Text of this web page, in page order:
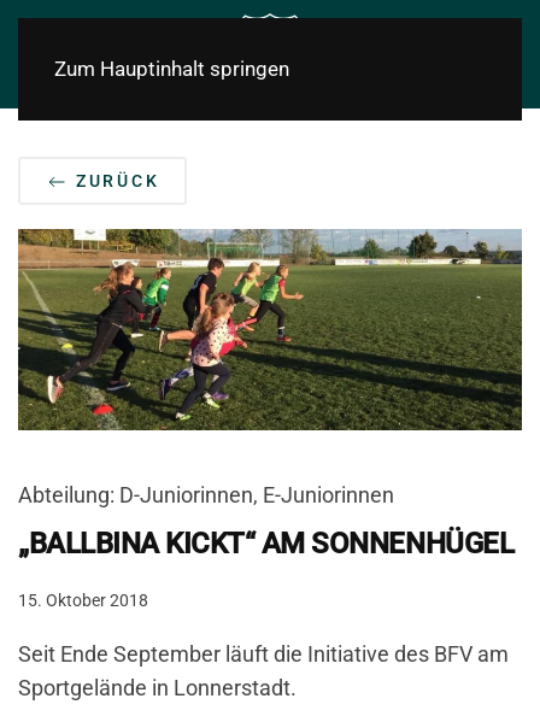
Zum Hauptinhalt springen
ZURÜCK
Abteilung: D-Juniorinnen, E-Juniorinnen
„BALLBINA KICKT“ AM SONNENHÜGEL
15. Oktober 2018
Seit Ende September läuft die Initiative des BFV am
Sportgelände in Lonnerstadt.